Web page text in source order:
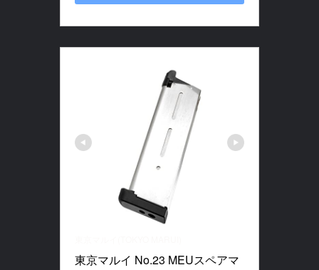
東京マルイ No.23 MEUスペアマ